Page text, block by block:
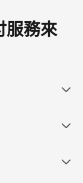
務來